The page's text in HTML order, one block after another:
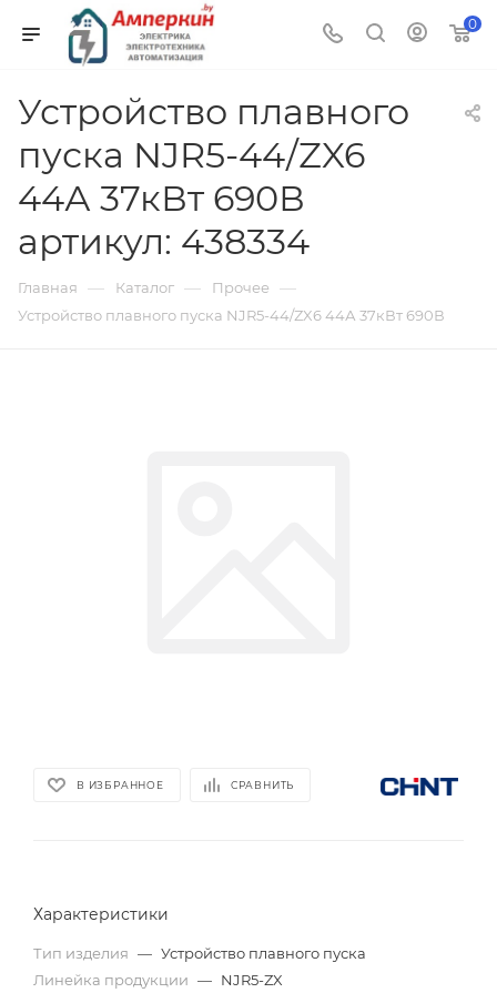
0
Устройство плавного
пуска NJR5-44/ZX6
44А 37кВт 690В
артикул: 438334
Главная — Каталог — Прочее —
Устройство плавного пуска NJR5-44/ZX6 44А 37кВт 690В
В ИЗБРАННОЕ СРАВНИТЬ
Характеристики
Тип изделия — Устройство плавного пуска
Линейка продукции — NJR5-ZX